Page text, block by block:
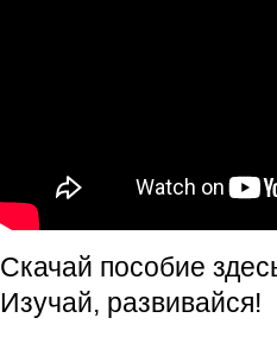
Скачай пособие
Изучай, развивайся!